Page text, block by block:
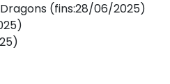
(fins:28/06/2025)